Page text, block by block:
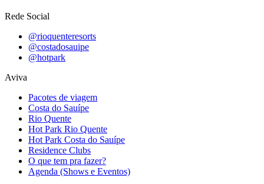
Rede Social
@rioquenteresorts
@costadosauipe
@hotpark
Aviva
Pacotes de viagem
Costa do Sauípe
Rio Quente
Hot Park Rio Quente
Hot Park Costa do Sauípe
Residence Clubs
O que tem pra fazer?
Agenda (Shows e Eventos)